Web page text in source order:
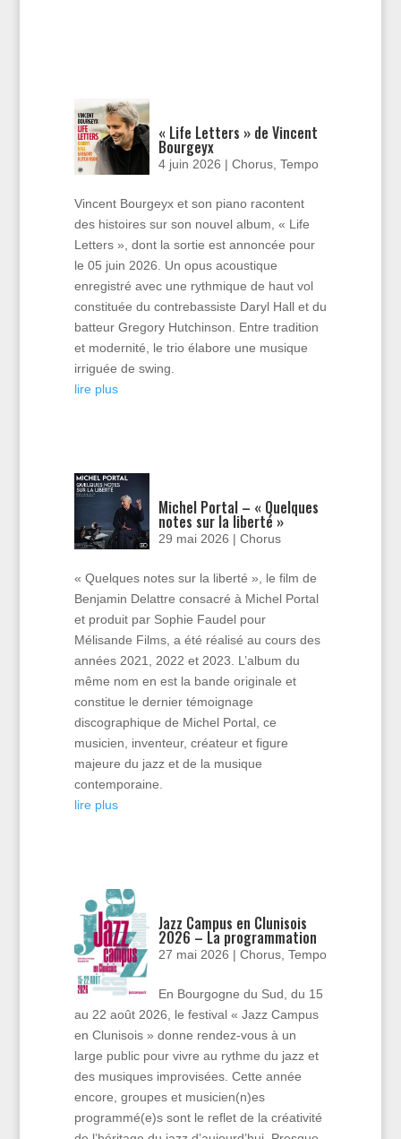
« Life Letters » de Vincent
Bourgeyx
4 juin 2026 |Chorus ,Tempo
Vincent Bourgeyx et son piano racontent
des histoires sur son nouvel album, « Life
Letters », dont la sortie est annoncée pour
le 05 juin 2026. Un opus acoustique
enregistré avec une rythmique de haut vol
constituée du contrebassiste Daryl Hall et du
batteur Gregory Hutchinson. Entre tradition
et modernité, le trio élabore une musique
irriguée de swing.
lire plus
Michel Portal – « Quelques
notes sur la liberté »
29 mai 2026 |Chorus
« Quelques notes sur la liberté », le film de
Benjamin Delattre consacré à Michel Portal
et produit par Sophie Faudel pour
Mélisande Films, a été réalisé au cours des
années 2021, 2022 et 2023. L’album du
même nom en est la bande originale et
constitue le dernier témoignage
discographique de Michel Portal, ce
musicien, inventeur, créateur et figure
majeure du jazz et de la musique
contemporaine.
lire plus
Jazz Campus en Clunisois
2026 – La programmation
27 mai 2026 |Chorus ,Tempo
En Bourgogne du Sud, du 15
au 22 août 2026, le festival « Jazz Campus
en Clunisois » donne rendez-vous à un
large public pour vivre au rythme du jazz et
des musiques improvisées. Cette année
encore, groupes et musicien(n)es
programmé(e)s sont le reflet de la créativité